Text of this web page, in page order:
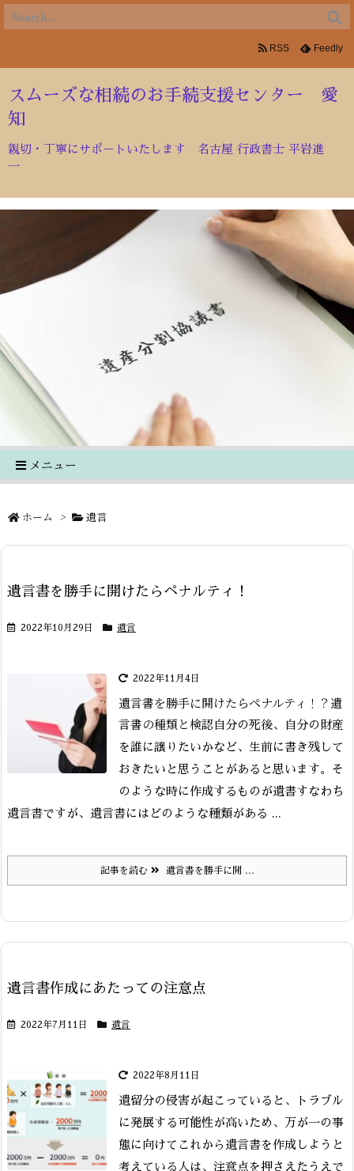
スムーズな相続のお手続支援センター 愛
知
親切・丁寧にサポ－トいたします 名古屋 行政書士 平岩進
一
メニュー
RSS Feedly
ホーム > 遺言
遺言書を勝手に開けたらペナルティ！
2022年10月29日 遺言
2022年11月4日
遺言書を勝手に開けたらペナルティ！？遺
言書の種類と検認 自分の死後、自分の財産
を誰に譲りたいかなど、生前に書き残して
おきたいと思うことがあると思います。そ
のような時に作成するものが遺書すなわち
遺言書ですが、遺言書にはどのような種類がある ...
記事を読む 遺言書を勝手に開 ...
遺言書作成にあたっての注意点
2022年7月11日 遺言
2022年8月11日
遺留分の侵害が起こっていると、トラブル
に発展する可能性が高いため、万が一の事
態に向けてこれから遺言書を作成しようと
考えている人は、注意点を押さえたうえで